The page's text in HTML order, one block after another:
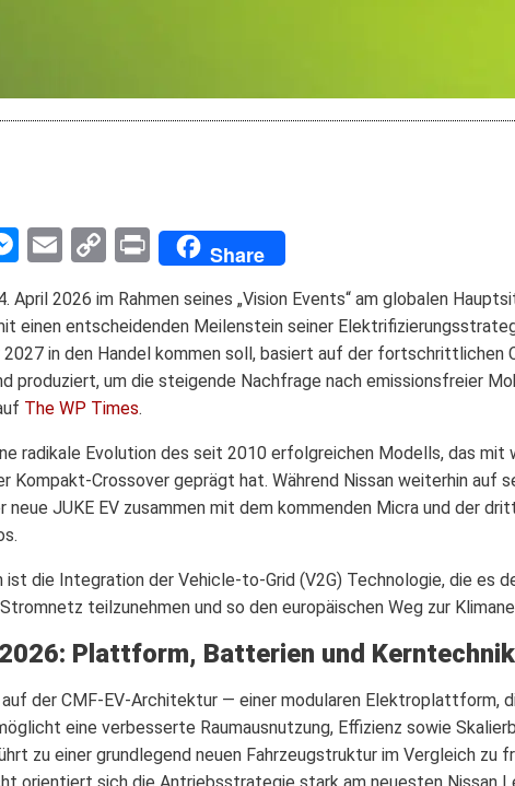
Messenger
EmailCopy
Link
PrintShare
April 2026 im Rahmen seines „Vision Events“ am globalen
einen entscheidenden Meilenstein seiner
2027 in den Handel kommen soll, basiert auf der
produziert, um die steigende Nachfrage nach emissionsfreier
The WP Times.
radikale Evolution des seit 2010 erfolgreichen Modells, das
Kompakt-Crossover geprägt hat. Während Nissan weiterhin auf
JUKE EV zusammen mit dem kommenden Micra und der
ist die Integration der Vehicle-to-Grid (V2G) Technologie, die es
teilzunehmen und so den europäischen Weg zur
Plattform, Batterien und Kerntechnik
der CMF-EV-Architektur — einer modularen Elektroplattform,
eine verbesserte Raumausnutzung, Effizienz sowie
zu einer grundlegend neuen Fahrzeugstruktur im Vergleich zu